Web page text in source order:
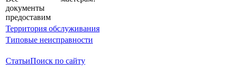
документы
предоставим
Территория обслуживания
Типовые неисправности
СтатьиПоиск по сайту